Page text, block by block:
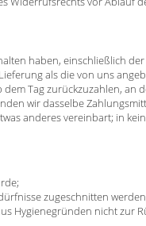
haben, einschließlich
als die von uns
Tag zurückzuzahlen, an
wir dasselbe
anderes vereinbart; in
zugeschnitten
Hygienegründen nicht zur